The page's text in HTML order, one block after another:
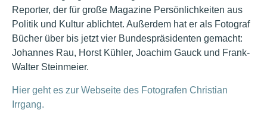
Reporter, der für große Magazine Persönlichkeiten aus
Politik und Kultur ablichtet. Außerdem hat er als Fotograf
Bücher über bis jetzt vier Bundespräsidenten gemacht:
Johannes Rau, Horst Kühler, Joachim Gauck und Frank-
Walter Steinmeier.
Hier geht es zur Webseite des Fotografen Christian
Irrgang.